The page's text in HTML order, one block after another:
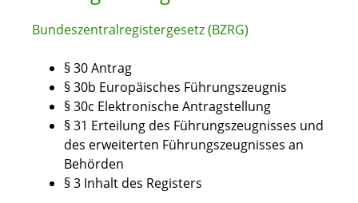
Bundeszentralregistergesetz (BZRG)
§ 30 Antrag
§ 30b Europäisches Führungszeugnis
§ 30c Elektronische Antragstellung
§ 31 Erteilung des Führungszeugnisses und
des erweiterten Führungszeugnisses an
Behörden
§ 3 Inhalt des Registers